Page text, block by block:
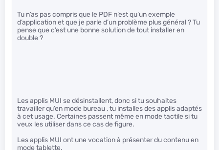
Tu n’as pas compris que le PDF n’est qu’un exemple
d’application et que je parle d’un problème plus général ? Tu
pense que c’est une bonne solution de tout installer en
double ?
Les applis MUI se désinstallent, donc si tu souhaites
travailler qu’en mode bureau , tu installes des applis adaptés
à cet usage. Certaines passent même en mode tactile si tu
veux les utiliser dans ce cas de figure.
Les applis MUI ont une vocation à présenter du contenu en
mode tablette.